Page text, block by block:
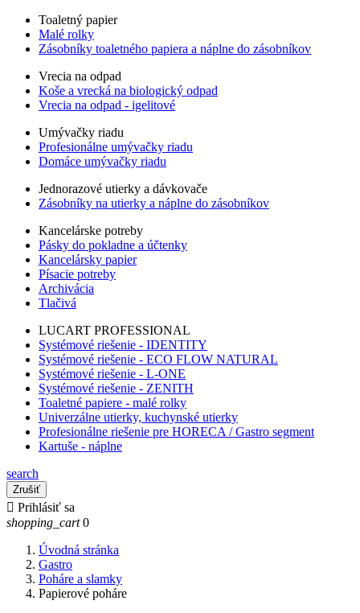
Toaletný papier
Malé rolky
Zásobníky toaletného papiera a náplne do zásobníkov
Vrecia na odpad
Koše a vrecká na biologický odpad
Vrecia na odpad - igelitové
Umývačky riadu
Profesionálne umývačky riadu
Domáce umývačky riadu
Jednorazové utierky a dávkovače
Zásobníky na utierky a náplne do zásobníkov
Kancelárske potreby
Pásky do pokladne a účtenky
Kancelársky papier
Písacie potreby
Archivácia
Tlačivá
LUCART PROFESSIONAL
Systémové riešenie - IDENTITY
Systémové riešenie - ECO FLOW NATURAL
Systémové riešenie - L-ONE
Systémové riešenie - ZENITH
Toaletné papiere - malé rolky
Univerzálne utierky, kuchynské utierky
Profesionálne riešenie pre HORECA / Gastro segment
Kartuše - náplne
search
Zrušiť
 Prihlásiť sa
shopping_cart 0
Úvodná stránka
Gastro
Poháre a slamky
Papierové poháre